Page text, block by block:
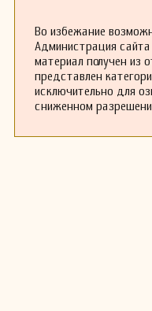
времени
четырьмя
Во избежание
Администрация
материал получен из
представлен
исключительно для
сниженном